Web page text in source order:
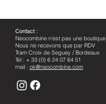
​Contact :
Neocombine n'est pas une boutique
Nous ne recevons que par RDV
Tram Croix de Seguey / Bordeaux
Tel : + 33 (0) 6 24 07 64 51
mail : ok@neocombine.com